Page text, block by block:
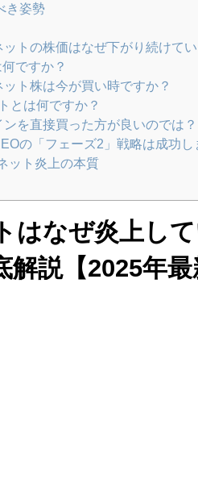
き姿勢
ットの株価はなぜ下がり続けて
ですか？
ト株は今が買い時ですか？
とは何ですか？
を直接買った方が良いのでは？
の「フェーズ2」戦略は成功し
ット炎上の本質
はなぜ炎上し
説【2025年最